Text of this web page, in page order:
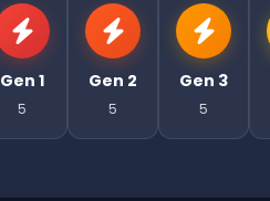
Gen 1
5
Gen 2
5
Gen 3
5